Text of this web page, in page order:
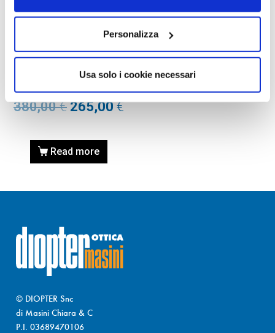
Personalizza
Usa solo i cookie necessari
OCCHIALI DA SOLE
Gli occhiali da sole Gucci
380,00€ 265,00€
Read more
© DIOPTER Snc
di Masini Chiara & C
P.I. 03689470106